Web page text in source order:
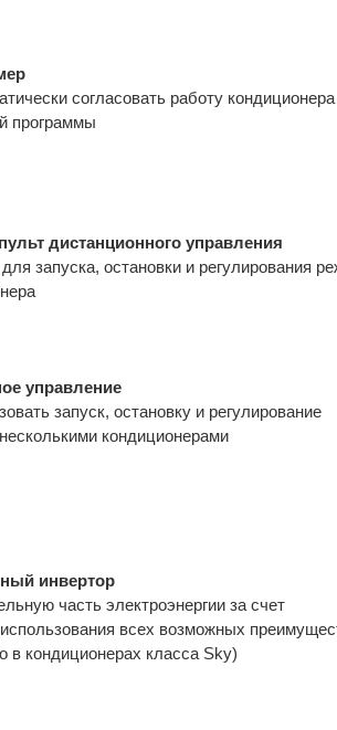
согласовать работу кондиционера
программы
дистанционного управления
запуска, остановки и регулирования
управление
запуск, остановку и регулирование
кондиционерами
инвертор
часть электроэнергии за счет
использования всех возможных
в кондиционерах класса Sky)